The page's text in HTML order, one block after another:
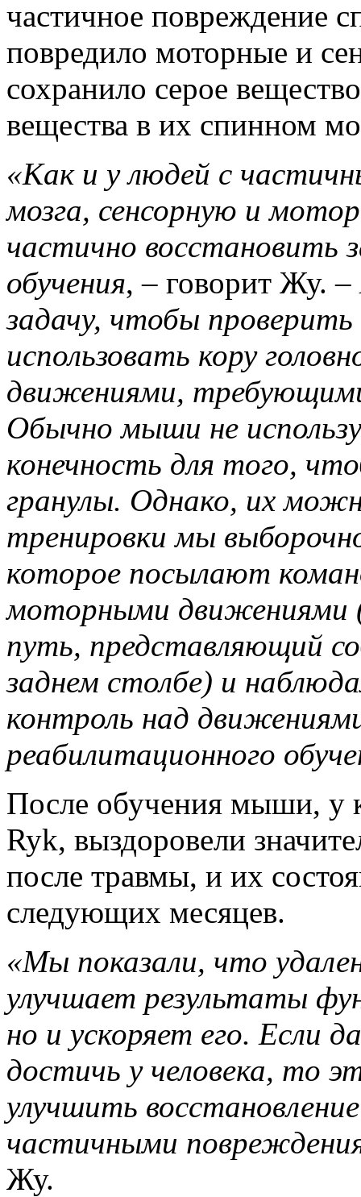
частичное повреждение
повредило моторные и
сохранило серое
вещества в их спинном
«Как и у людей с
мозга, сенсорную и
частично восстановить
обучения, – говорит Жу. –
задачу, чтобы
использовать кору
движениями,
Обычно мыши не
конечность для того,
гранулы. Однако, их
тренировки мы
которое посылают
моторными движениями
путь, представляющий
заднем столбе) и
контроль над
реабилитационного
После обучения мыши, у
Ryk, выздоровели
после травмы, и их
следующих месяцев.
«Мы показали, что
улучшает результаты
но и ускоряет его. Если
достичь у человека, то
улучшить
частичными
Жу.